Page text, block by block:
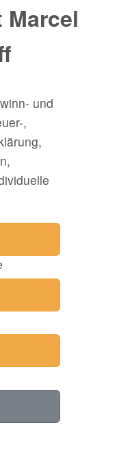
und
,